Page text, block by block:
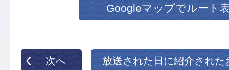
Googleマップでルート
次へ
放送された日に紹介された